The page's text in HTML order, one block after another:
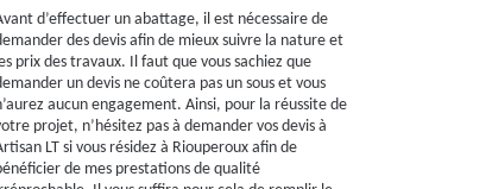
d’effectuer un abattage, il est nécessaire de
des devis afin de mieux suivre la nature et
prix des travaux. Il faut que vous sachiez que
un devis ne coûtera pas un sous et vous
aucun engagement. Ainsi, pour la réussite de
projet, n’hésitez pas à demander vos devis à
LT si vous résidez à Riouperoux afin de
de mes prestations de qualité